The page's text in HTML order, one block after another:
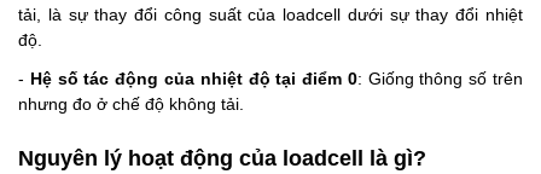
tải, là sự thay đổi công suất của loadcell dưới sự thay đổi nhiệt
độ.
- Hệ số tác động của nhiệt độ tại điểm 0: Giống thông số trên
nhưng đo ở chế độ không tải.
Nguyên lý hoạt động của loadcell là gì?